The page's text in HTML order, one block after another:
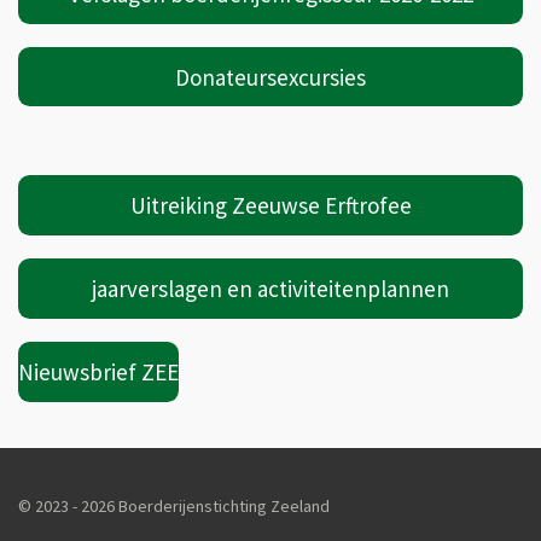
Donateursexcursies
Uitreiking Zeeuwse Erftrofee
jaarverslagen en activiteitenplannen
Nieuwsbrief ZEE
© 2023 - 2026 Boerderijenstichting Zeeland